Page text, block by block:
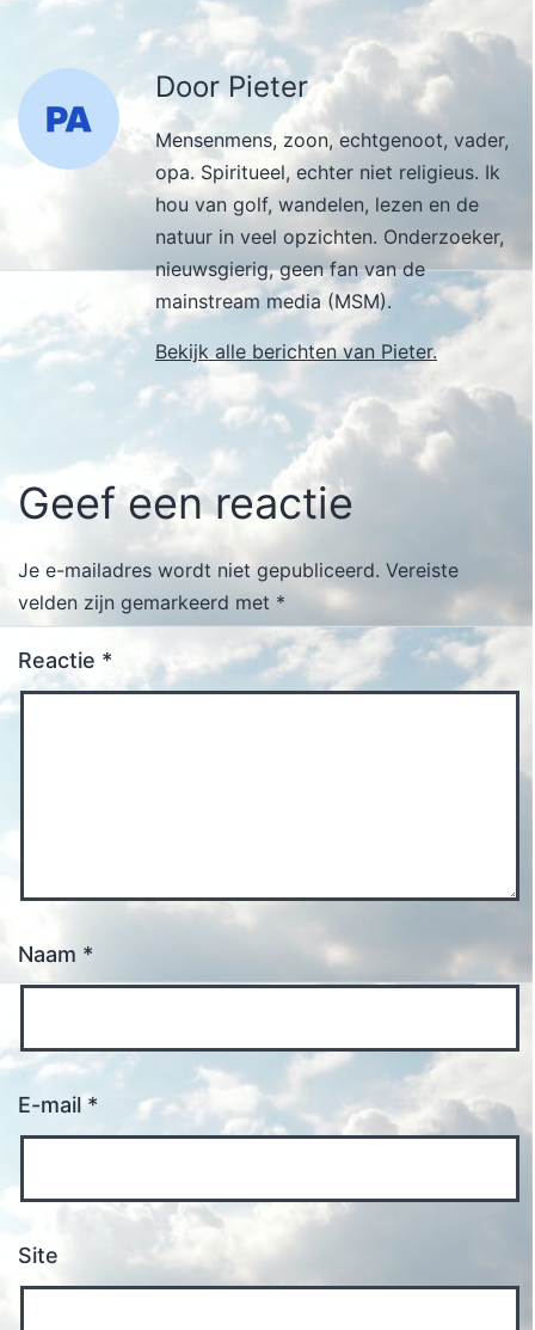
Door Pieter
Mensenmens, zoon, echtgenoot, vader,
opa. Spiritueel, echter niet religieus. Ik
hou van golf, wandelen, lezen en de
natuur in veel opzichten. Onderzoeker,
nieuwsgierig, geen fan van de
mainstream media (MSM).
Bekijk alle berichten van Pieter.
Geef een reactie
Je e-mailadres wordt niet gepubliceerd. Vereiste
velden zijn gemarkeerd met *
Reactie *
Naam *
E-mail*
Site